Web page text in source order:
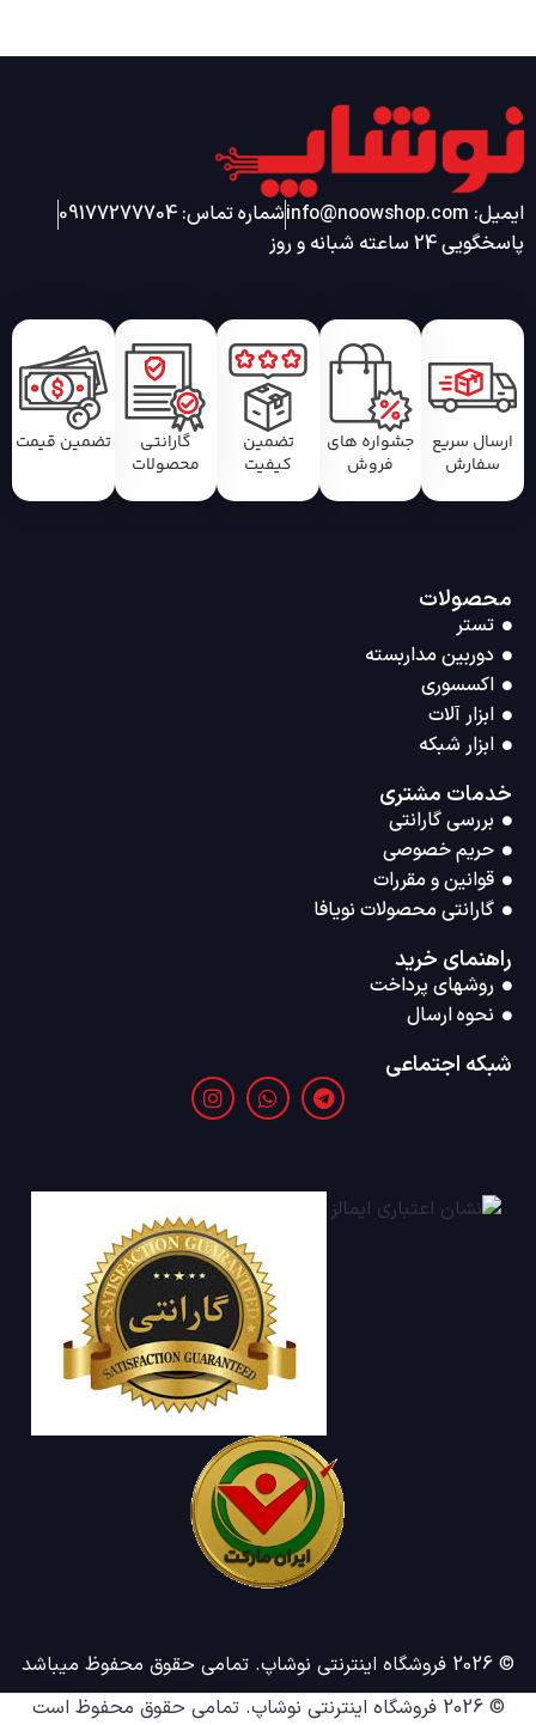
ایمیل: info@noowshop.com
شماره تماس: 09177277704
پاسخگویی 24 ساعته شبانه و روز
ارسال سریع
سفارش
جشواره های
فروش
تضمین
کیفیت
گارانتی
محصولات
تضمین قیمت
محصولات
تستر
دوربین مداربسته
اکسسوری
ابزار آلات
ابزار شبکه
خدمات مشتری
بررسی گارانتی
حریم خصوصی
قوانین و مقررات
گارانتی محصولات نویافا
راهنمای خرید
روشهای پرداخت
نحوه ارسال
شبکه اجتماعی
© 2026 فروشگاه اینترنتی نوشاپ. تمامی حقوق محفوظ میباشد
© 2026
فروشگاه اینترنتی نوشاپ. تمامی حقوق محفوظ است